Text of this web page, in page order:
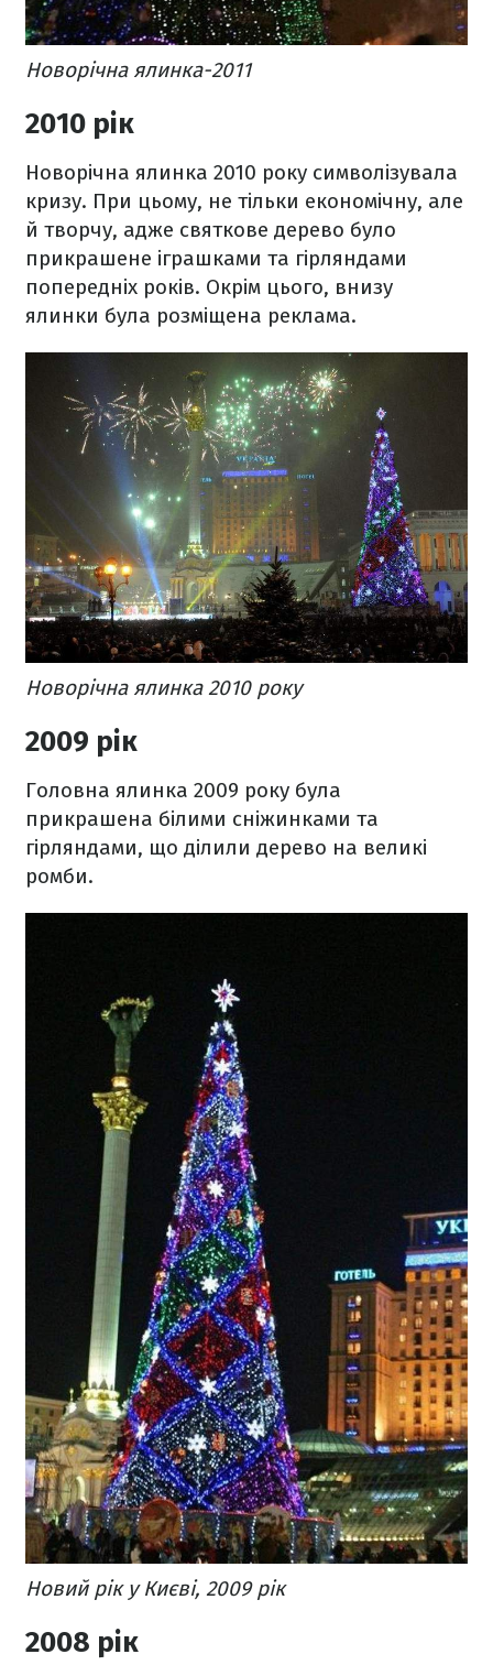
Новорічна ялинка-2011
2010 рік
Новорічна ялинка 2010 року символізувала
кризу. При цьому, не тільки економічну, але
й творчу, адже святкове дерево було
прикрашене іграшками та гірляндами
попередніх років. Окрім цього, внизу
ялинки була розміщена реклама.
Новорічна ялинка 2010 року
2009 рік
Головна ялинка 2009 року була
прикрашена білими сніжинками та
гірляндами, що ділили дерево на великі
ромби.
Новий рік у Києві, 2009 рік
2008 рік